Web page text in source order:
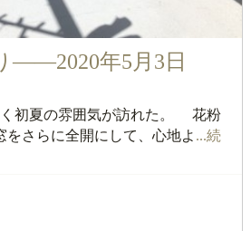
――2020年5月3日
初夏の雰囲気が訪れた。 花粉
をさらに全開にして、心地よ ...続